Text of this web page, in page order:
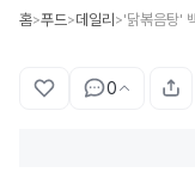
홈>푸드>데일리 >'닭볶음탕'
0